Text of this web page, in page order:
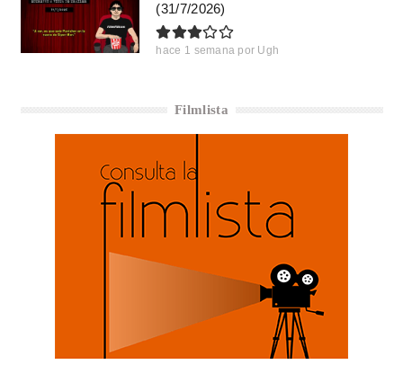
(31/7/2026)
hace 1 semana por Ugh
Filmlista